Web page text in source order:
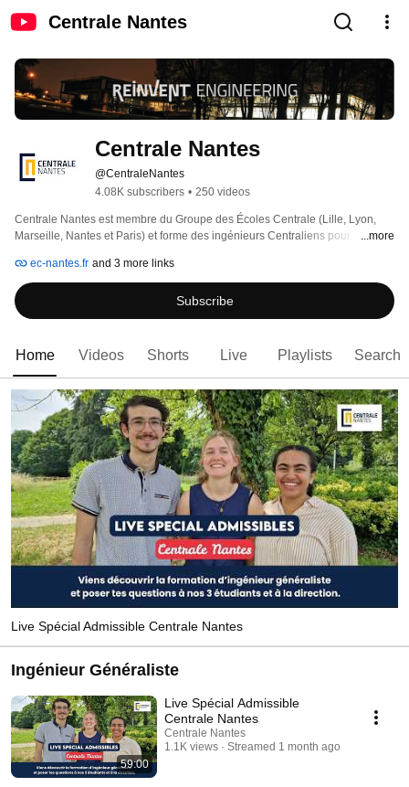
Centrale Nantes
Centrale Nantes
@CentraleNantes
4.08K subscribers • 250 videos
Centrale Nantes est membre du Groupe des Écoles Centrale (Lille, Lyon,
Marseille, Nantes et Paris) et forme des ingénieurs Centraliens pour
campus de 16 ha, 1950 étudiants dont 1240 élèves-ingénieurs, 300 élèves-
ingénieurs en formation continue et par apprentissage (ITII), 210 doctorants
et 200 Masters. Centrale Nantes forme des ingénieurs, des diplômés de
masters et des docteurs aux développements les plus actuels de la science
Plus d'infos sur www.ec-nantes.fr
...more
ec-nantes.fr and 3 more links
Subscribe
Home Videos Shorts Live Playlists Search
Live Spécial Admissible Centrale Nantes
Ingénieur Généraliste
59:00
Live Spécial Admissible
Centrale Nantes
Centrale Nantes
1.1K views
Streamed 1 month ago